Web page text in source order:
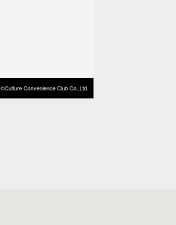
©Culture Convenience Club Co.,Ltd.